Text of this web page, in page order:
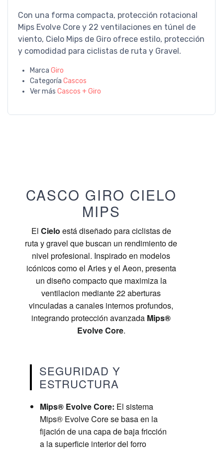
Con una forma compacta, protección rotacional
Mips Evolve Core y 22 ventilaciones en túnel de
viento, Cielo Mips de Giro ofrece estilo, protección
y comodidad para ciclistas de ruta y Gravel.
Marca Giro
Categoría Cascos
Ver más Cascos + Giro
CASCO GIRO CIELO
MIPS
El Cielo está diseñado para ciclistas de
ruta y gravel que buscan un rendimiento de
nivel profesional. Inspirado en modelos
icónicos como el Aries y el Aeon, presenta
un diseño compacto que maximiza la
ventilacion mediante 22 aberturas
vinculadas a canales internos profundos,
integrando protección avanzada Mips®
Evolve Core.
SEGURIDAD Y
ESTRUCTURA
Mips® Evolve Core: El sistema
Mips® Evolve Core se basa en la
fijación de una capa de baja fricción
a la superficie interior del forro